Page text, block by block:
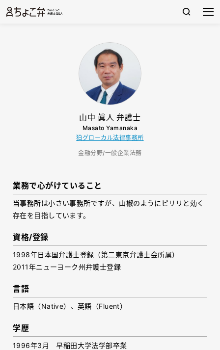
山中 眞人 弁護士
Masato Yamanaka
狛グローカル法律事務所
金融分野/一般企業法務
業務で心がけていること
当事務所は小さい事務所ですが、山椒のようにピリリと効く
存在を目指しています。
資格/登録
1998年日本国弁護士登録（第二東京弁護士会所属）
2011年ニューヨーク州弁護士登録
言語
日本語（Native）、英語（Fluent）
学歴
1996年3月 早稲田大学法学部卒業